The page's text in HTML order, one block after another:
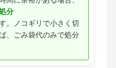
分
。ノコギリで小さく切
、ごみ袋代のみで処分